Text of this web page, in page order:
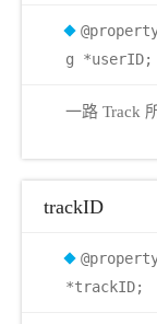
g *userID;
一路 Track
trackID
*trackID;